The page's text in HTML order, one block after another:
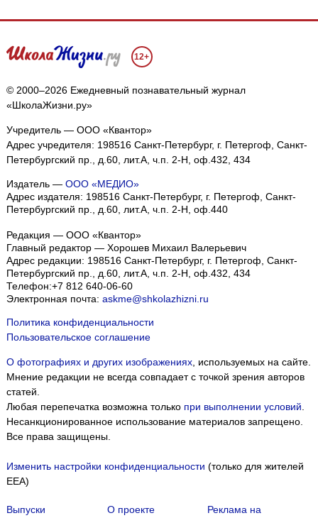
12+
© 2000–2026 Ежедневный познавательный журнал
«ШколаЖизни.ру»
Учредитель — ООО «Квантор»
Адрес учредителя: 198516 Санкт-Петербург, г. Петергоф, Санкт-
Петербургский пр., д.60, лит.А, ч.п. 2-Н, оф.432, 434
Издатель — ООО «МЕДИО»
Адрес издателя: 198516 Санкт-Петербург, г. Петергоф, Санкт-
Петербургский пр., д.60, лит.А, ч.п. 2-Н, оф.440
Редакция — ООО «Квантор»
Главный редактор — Хорошев Михаил Валерьевич
Адрес редакции: 198516 Санкт-Петербург, г. Петергоф Санкт-
Петербургский пр., д.60, лит.А, ч.п. 2-Н, оф.432, 434
Телефон:+7 812 640-06-60
Электронная почта: askme@shkolazhizni.ru
Политика конфиденциальности
Пользовательское соглашение
О фотографиях и других изображениях, используемых на сайте.
Мнение редакции не всегда совпадает с точкой зрения авторов
статей.
Любая перепечатка возможна только при выполнении условий
Несанкционированное использование материалов запрещено.
Все права защищены.
Изменить настройки конфиденциальности (только для жителей
EEA)
Выпуски О проекте Реклама на